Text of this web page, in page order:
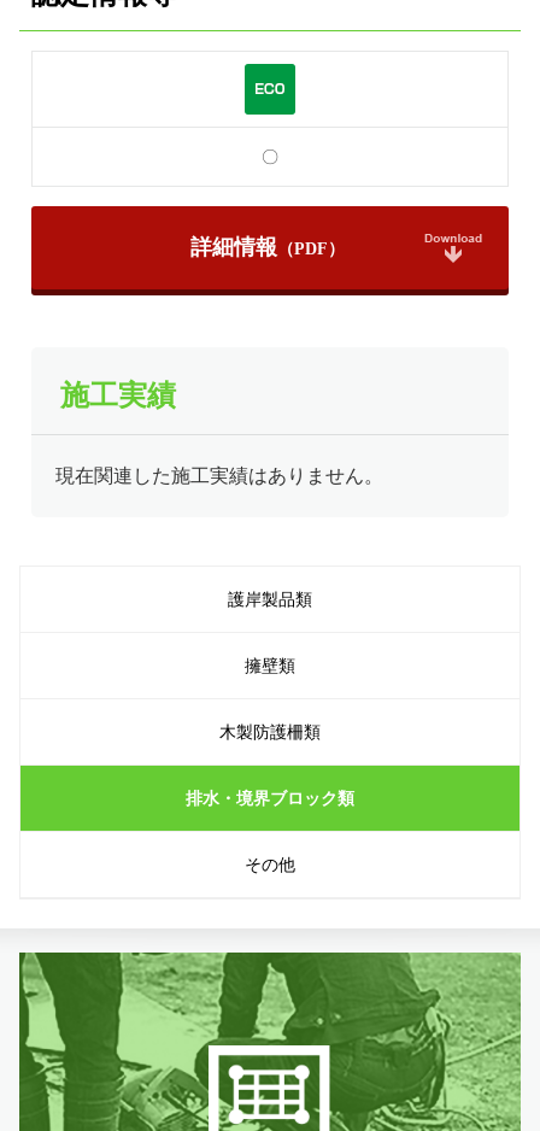
〇
詳細情報
施工実績
現在関連した施工実績はありません。
護岸製品類
擁壁類
木製防護柵類
排水・境界ブロック類
その他